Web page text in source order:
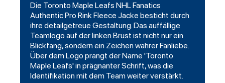
Die Toronto Maple Leafs NHL Fanatics
Authentic Pro Rink Fleece Jacke besticht durch
ihre detailgetreue Gestaltung. Das auffällige
Teamlogo auf der linken Brust ist nicht nur ein
Blickfang, sondern ein Zeichen wahrer Fanliebe.
Über dem Logo prangt der Name 'Toronto
Maple Leafs' in prägnanter Schrift, was die
Identifikation mit dem Team weiter verstärkt.